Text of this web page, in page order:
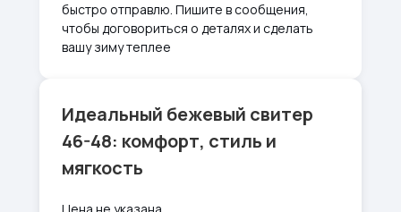
быстро отправлю. Пишите в сообщения,
чтобы договориться о деталях и сделать
вашу зиму теплее
Идеальный бежевый свитер
46-48: комфорт, стиль и
мягкость